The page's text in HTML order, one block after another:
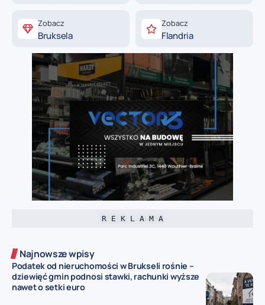
Zobacz
Bruksela
Zobacz
Flandria
R E K L A M A
Najnowsze wpisy
Podatek od nieruchomości w Brukseli rośnie –
dziewięć gmin podnosi stawki, rachunki wyższe
nawet o setki euro